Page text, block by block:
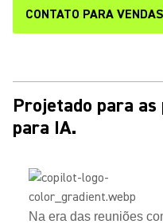
CONTATO PARA VENDAS
Projetado para as
para IA.
Na era das reuniões